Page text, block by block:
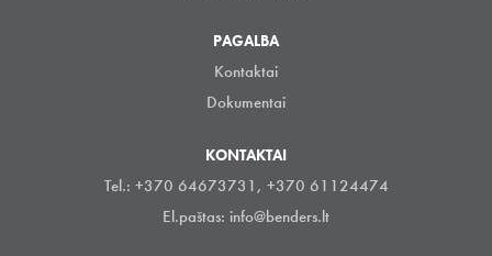
PAGALBA
Kontaktai
Dokumentai
KONTAKTAI
Tel.: +370 64673731, +370 61124474
El.paštas: info@benders.lt